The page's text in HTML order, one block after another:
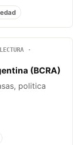
(BCRA)
politica